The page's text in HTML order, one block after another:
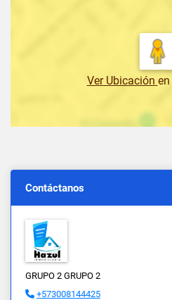
Ver Ubicación en
Contáctanos
GRUPO 2 GRUPO 2
+573008144425